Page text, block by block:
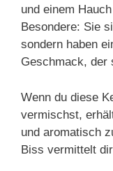
und einem
Besondere: Sie
sondern haben
Geschmack, der
Wenn du diese
vermischst,
und aromatisch
Biss vermittelt